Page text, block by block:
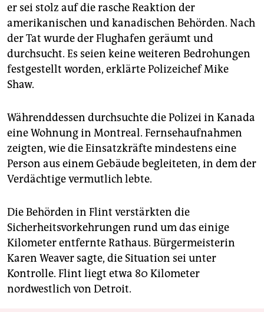
er sei stolz auf die rasche Reaktion der
amerikanischen und kanadischen Behörden. Nach
der Tat wurde der Flughafen geräumt und
durchsucht. Es seien keine weiteren Bedrohungen
festgestellt worden, erklärte Polizeichef Mike
Shaw.
Währenddessen durchsuchte die Polizei in Kanada
eine Wohnung in Montreal. Fernsehaufnahmen
zeigten, wie die Einsatzkräfte mindestens eine
Person aus einem Gebäude begleiteten, in dem der
Verdächtige vermutlich lebte.
Die Behörden in Flint verstärkten die
Sicherheitsvorkehrungen rund um das einige
Kilometer entfernte Rathaus. Bürgermeisterin
Karen Weaver sagte, die Situation sei unter
Kontrolle. Flint liegt etwa 80 Kilometer
nordwestlich von Detroit.